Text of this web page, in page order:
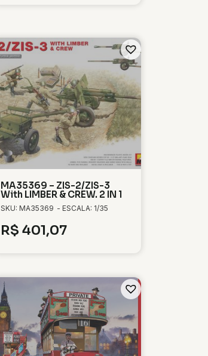
MA35369 – ZIS-2/ZIS-3
With LIMBER & CREW. 2 IN 1
SKU: MA35369 - ESCALA: 1/35
R$ 401,07